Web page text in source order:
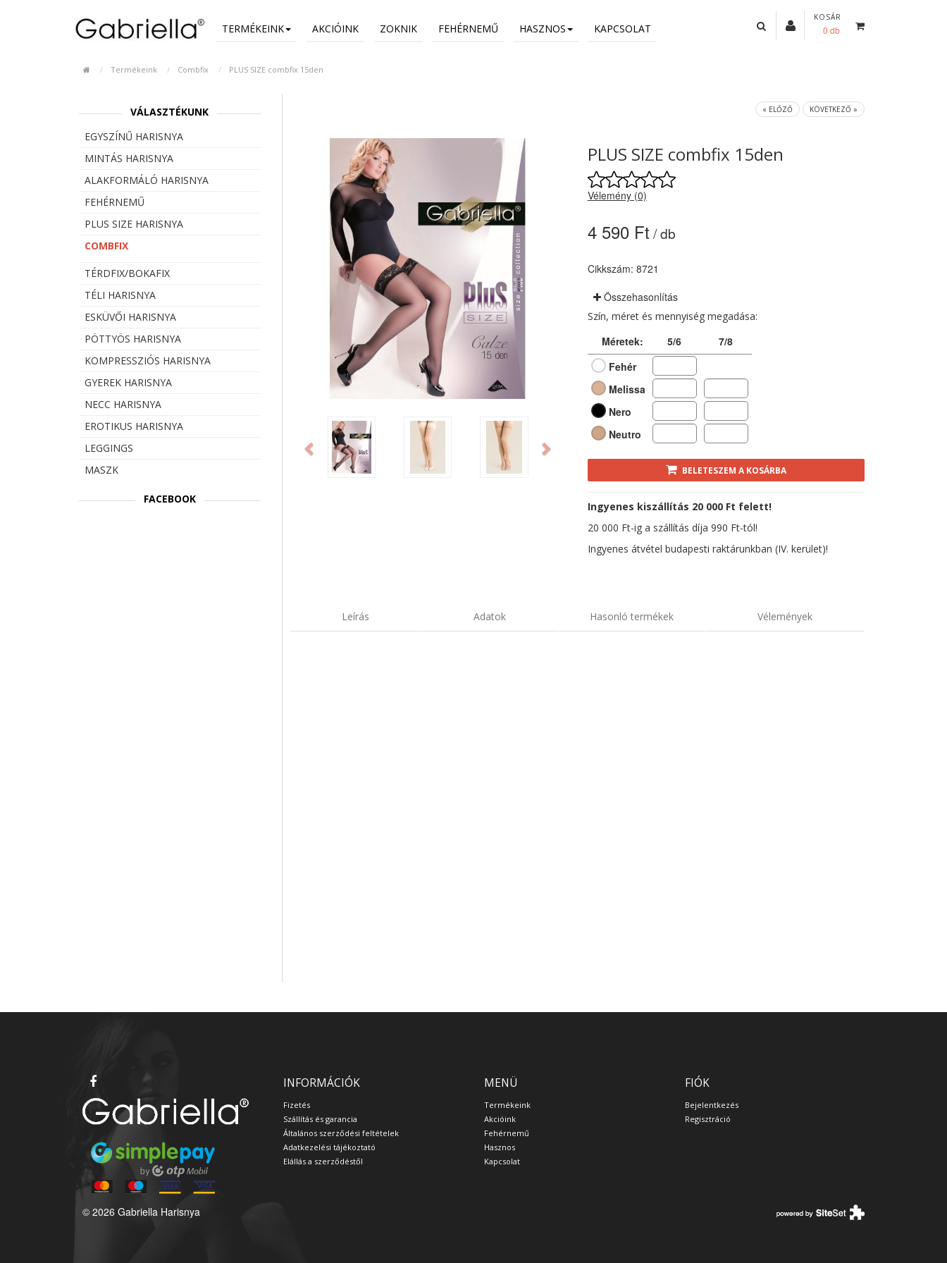
TERMÉKEINK AKCIÓINK ZOKNIK FEHÉRNEMŰ HASZNOS KAPCSOLAT
KOSÁR
0 db
Termékeink Combfix PLUS SIZE combfix 15den
VÁLASZTÉKUNK
EGYSZÍNŰ HARISNYA
MINTÁS HARISNYA
ALAKFORMÁLÓ HARISNYA
FEHÉRNEMŰ
PLUS SIZE HARISNYA
COMBFIX
TÉRDFIX/BOKAFIX
TÉLI HARISNYA
ESKÜVŐI HARISNYA
PÖTTYÖS HARISNYA
KOMPRESSZIÓS HARISNYA
GYEREK HARISNYA
NECC HARISNYA
EROTIKUS HARISNYA
LEGGINGS
MASZK
FACEBOOK
« ELŐZŐ KÖVETKEZŐ »
Previous Next
PLUS SIZE combfix 15den
Vélemény (0)
4 590 Ft / db
Cikkszám: 8721
Összehasonlítás
Szín, méret és mennyiség megadása:
Méretek: 5/6
7/8
Fehér
Melissa
Nero
Neutro
BELETESZEM A KOSÁRBA
Ingyenes kiszállítás 20 000 Ft felett!
20 000 Ft-ig a szállítás díja 990 Ft-tól!
Ingyenes átvétel budapesti raktárunkban (IV. kerület)!
Leírás Adatok Hasonló termékek Vélemények
INFORMÁCIÓK
Fizetés
Szállítás és garancia
Általános szerződési feltételek
Adatkezelési tájékoztató
Elállás a szerződéstől
MENÜ
Termékeink
Akcióink
Fehérnemű
Hasznos
Kapcsolat
FIÓK
Bejelentkezés
Regisztráció
© 2026 Gabriella Harisnya